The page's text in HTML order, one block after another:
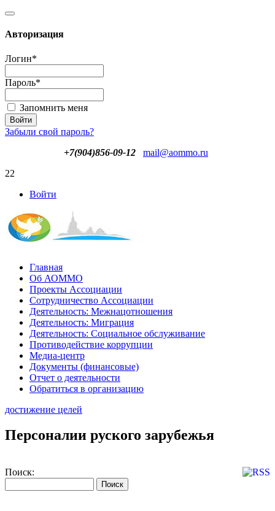
Авторизация
Логин*
Пароль*
Запомнить меня
Забыли свой пароль?
+7(904)856-09-12
mail@aommo.ru
22
Войти
Главная
Об АОММО
Проекты Ассоциации
Сотрудничество Ассоциации
Деятельность: Межнацотношения
Деятельность: Миграция
Деятельность: Социальное обслуживание
Противодействие коррупции
Медиа-центр
Документы (финансовые)
Отчет о деятельности
Обратиться в организацию
достижение целей
Персоналии руского зарубежья
Поиск: